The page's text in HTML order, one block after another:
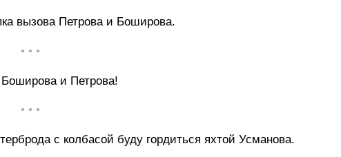
вызова Петрова и Боширова.
• • •
Боширова и Петрова!
• • •
с колбасой буду гордиться яхтой Усманова.